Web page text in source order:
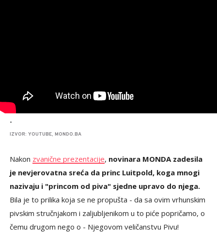
-
IZVOR: YOUTUBE, MONDO.BA
Nakon zvanične prezentacije, novinara MONDA zadesila
je nevjerovatna sreća da princ Luitpold, koga mnogi
nazivaju i "princom od piva" sjedne upravo do njega.
Bila je to prilika koja se ne propušta - da sa ovim vrhunskim
pivskim stručnjakom i zaljubljenikom u to piće popričamo, o
čemu drugom nego o - Njegovom veličanstvu Pivu!